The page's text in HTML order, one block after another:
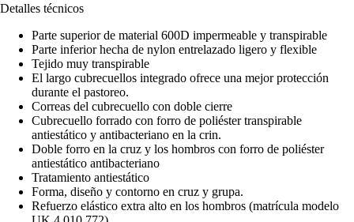
Detalles técnicos
Parte superior de material 600D impermeable y transpirable
Parte inferior hecha de nylon entrelazado ligero y flexible
Tejido muy transpirable
El largo cubrecuellos integrado ofrece una mejor protección
durante el pastoreo.
Correas del cubrecuello con doble cierre
Cubrecuello forrado con forro de poliéster transpirable
antiestático y antibacteriano en la crin.
Doble forro en la cruz y los hombros con forro de poliéster
antiestático antibacteriano
Tratamiento antiestático
Forma, diseño y contorno en cruz y grupa.
Refuerzo elástico extra alto en los hombros (matrícula modelo